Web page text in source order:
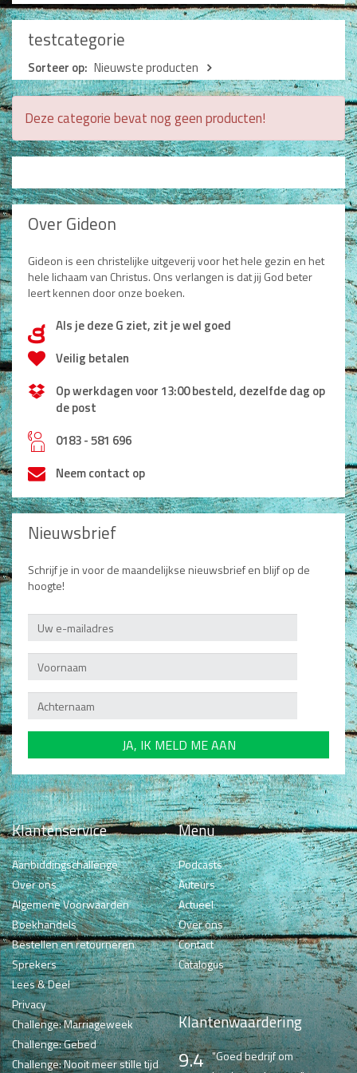
Man
Vrouw
Alle producten
Seksualiteit
Jongerenboeken
Kinderbijbels
Voorlezen
Zelf lezen
Doeboeken
Alle producten
Gideonietjes
Gebed
Bijbel en Wetenschap
Alphacursus
Vervolgde kerk
Kerk en Israël
Gemeenteleven en Leiderschap
Pastoraat
Fictie
Non-Fictie
Films en Luisterboeken
Koopjes
De Barbaar-boeken
Bestellen en retourneren
Sprekers
Challenge Liefdevol Ouderschap
Bijbelstudie
testcategorie
Sorteer op: Nieuwste producten
Deze categorie bevat nog geen producten!
Over Gideon
Gideon is een christelijke uitgeverij voor het hele gezin en het
hele lichaam van Christus. Ons verlangen is dat jij God beter
leert kennen door onze boeken.
dAls je deze G ziet, zit je wel goed
Veilig betalen
Op werkdagen voor 13:00 besteld, dezelfde dag op
de post
h0183 - 581 696
Neem contact op
Nieuwsbrief
Schrijf je in voor de maandelijkse nieuwsbrief en blijf op de
hoogte!
Klantenservice
Aanbiddingschallenge
Over ons
Algemene Voorwaarden
Boekhandels
Bestellen en retourneren
Sprekers
Lees & Deel
Privacy
Challenge: Marriageweek
Challenge: Gebed
Challenge: Nooit meer stille tijd
Menu
Podcasts
Auteurs
Actueel
Over ons
Contact
Catalogus
Klantenwaardering
9.4 "Goed bedrijf om